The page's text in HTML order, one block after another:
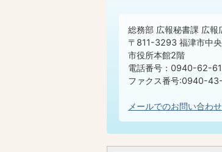
総務部 広報秘書課 広報
〒811-3293 福津市中
市役所本館2階
電話番号：0940-62-
ファクス番号:0940-
メールでのお問い合わ